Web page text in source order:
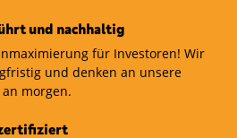
und nachhaltig
für Investoren! Wir
und denken an unsere
morgen.